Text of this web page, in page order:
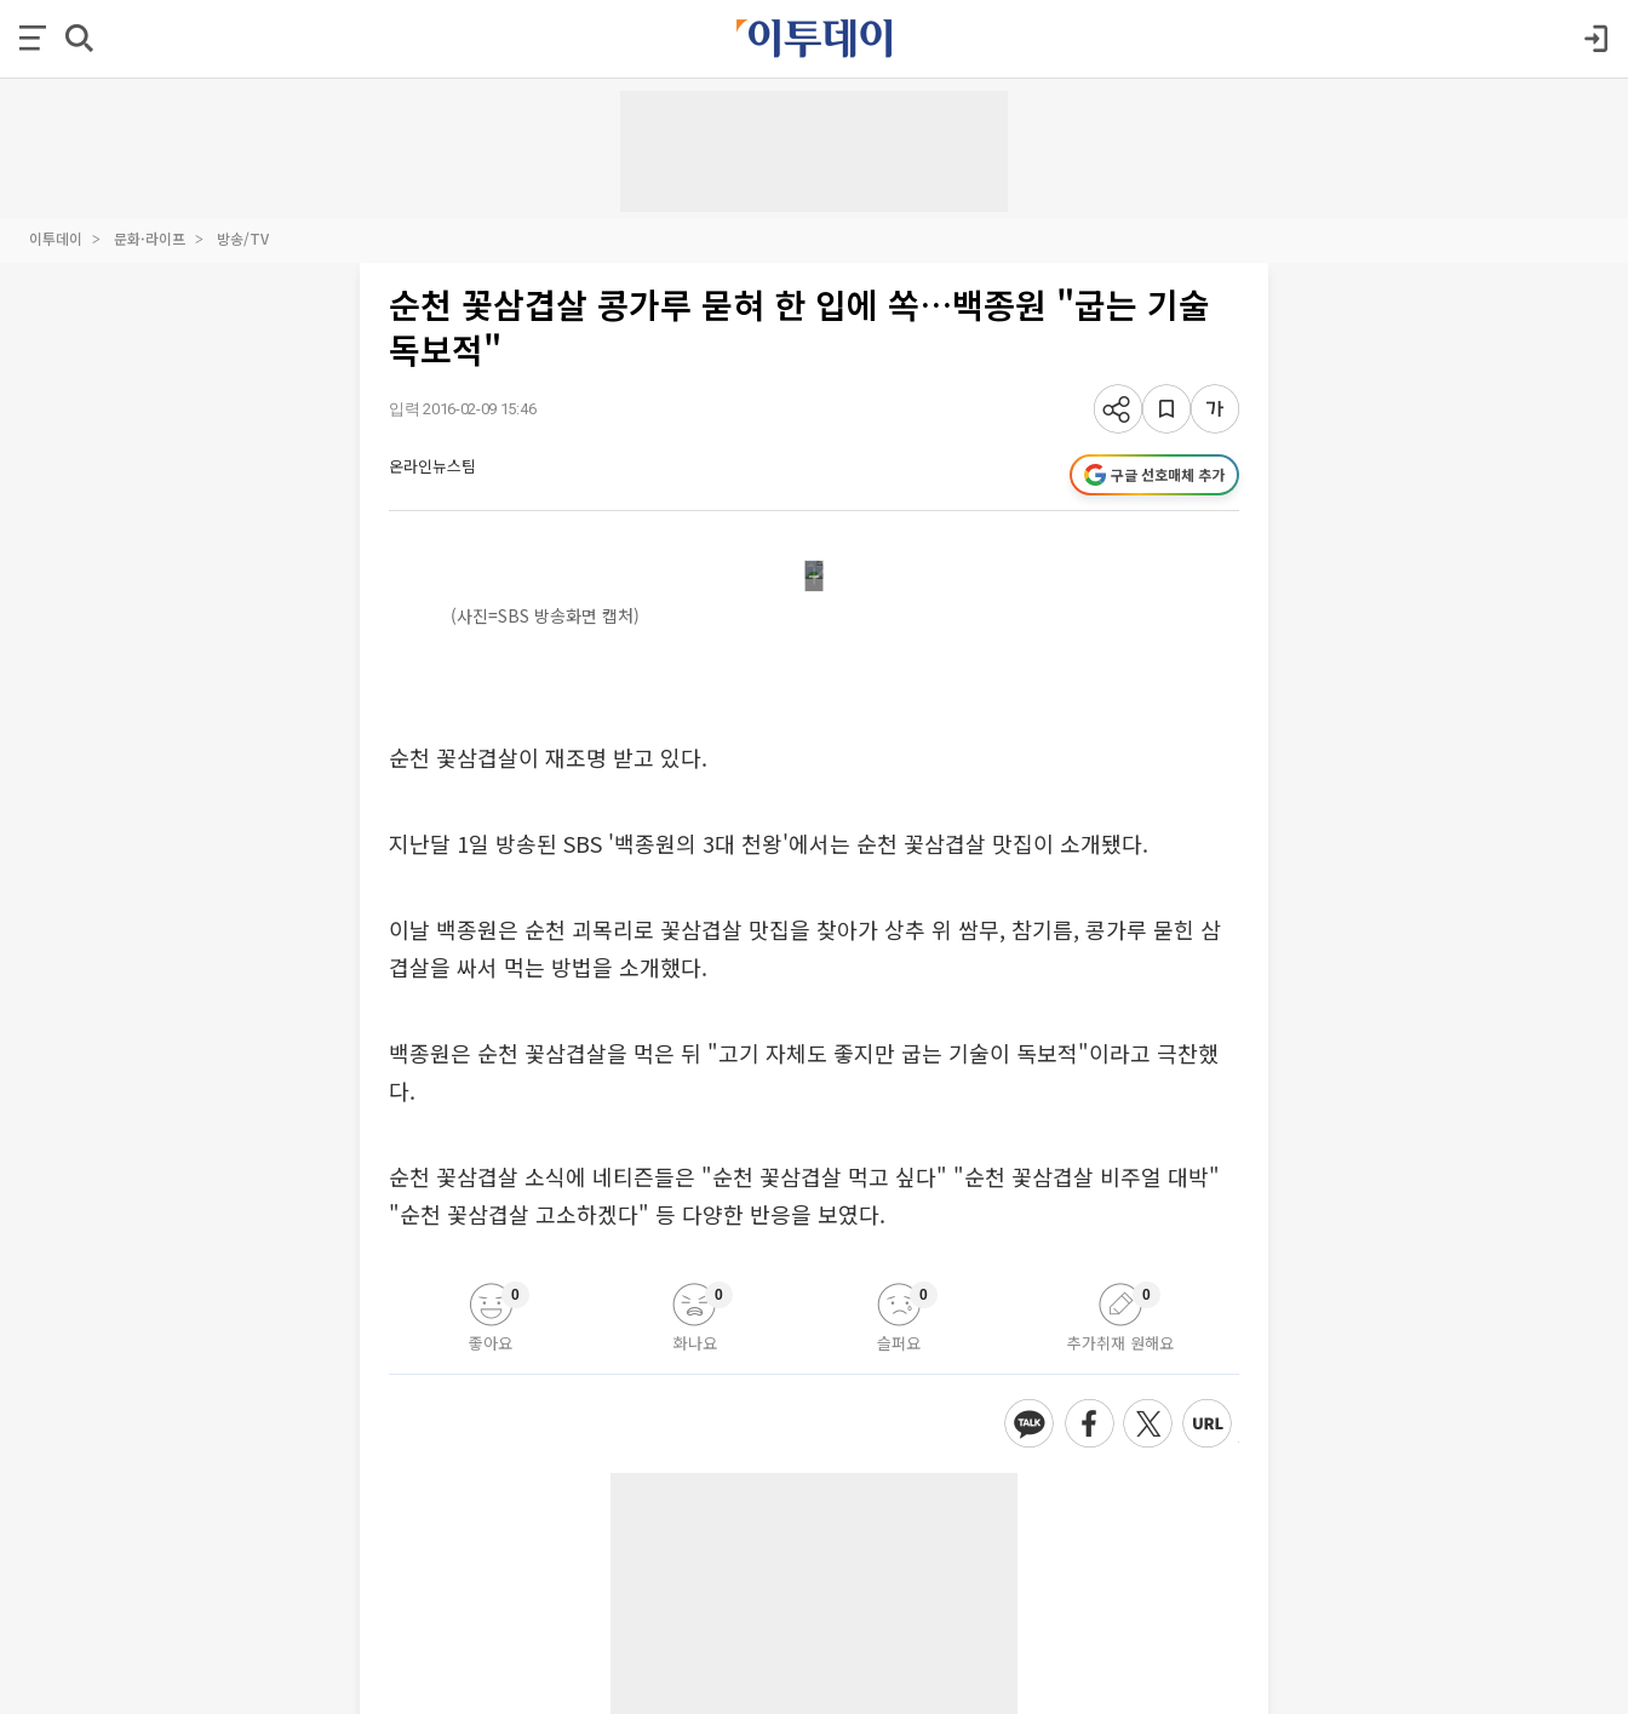
이투데이 문화·라이프 방송/TV
순천 꽃삼겹살 콩가루 묻혀 한 입에 쏙…백종원 "굽는 기술
독보적"
입력 2016-02-09 15:46
온라인뉴스팀 구글 선호매체 추가
(사진=SBS 방송화면 캡처)
순천 꽃삼겹살이 재조명 받고 있다.
지난달 1일 방송된 SBS '백종원의 3대 천왕'에서는 순천 꽃삼겹살 맛집이 소개됐다.
이날 백종원은 순천 괴목리로 꽃삼겹살 맛집을 찾아가 상추 위 쌈무, 참기름, 콩가루 묻힌 삼
겹살을 싸서 먹는 방법을 소개했다.
백종원은 순천 꽃삼겹살을 먹은 뒤 "고기 자체도 좋지만 굽는 기술이 독보적"이라고 극찬했
다.
순천 꽃삼겹살 소식에 네티즌들은 "순천 꽃삼겹살 먹고 싶다" "순천 꽃삼겹살 비주얼 대박"
"순천 꽃삼겹살 고소하겠다" 등 다양한 반응을 보였다.
좋아요
0
화나요
0
슬퍼요
0
추가취재 원해요
0